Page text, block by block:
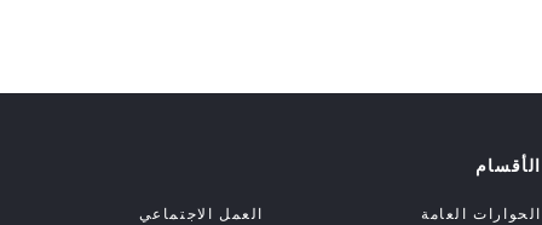
الأقسام
الحوارات العامة
العمل الاجتماعي